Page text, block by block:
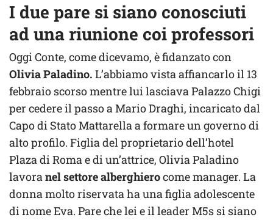
I due pare si siano conosciuti
ad una riunione coi professori
Oggi Conte, come dicevamo, è fidanzato con
Olivia Paladino. L’abbiamo vista affiancarlo il 13
febbraio scorso mentre lui lasciava Palazzo Chigi
per cedere il passo a Mario Draghi, incaricato dal
Capo di Stato Mattarella a formare un governo di
alto profilo. Figlia del proprietario dell’hotel
Plaza di Roma e di un’attrice, Olivia Paladino
lavoranel settore alberghierocome manager. La
donna molto riservata ha una figlia adolescente
di nome Eva. Pare che lei e il leader M5s si siano